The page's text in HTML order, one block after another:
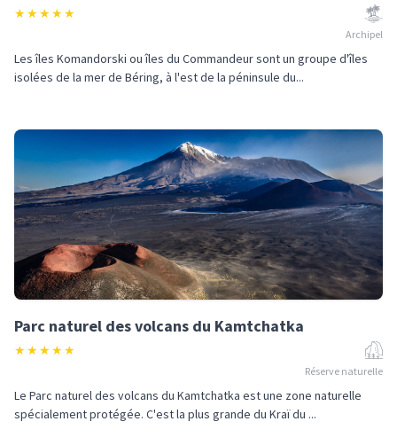
★★★★★
Archipel
Les îles Komandorski ou îles du Commandeur sont un groupe d'îles
isolées de la mer de Béring, à l'est de la péninsule du...
Parc naturel des volcans du Kamtchatka
★★★★★
Réserve naturelle
Le Parc naturel des volcans du Kamtchatka est une zone naturelle
spécialement protégée. C'est la plus grande du Kraï du ...